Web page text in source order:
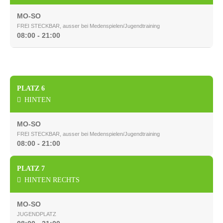
MO-SO
FREI STECKBAR, ausser bei Medenspielen/Jugendtraining
08:00 - 21:00
PLATZ 6
HINTEN
MO-SO
FREI STECKBAR, ausser bei Medenspielen/Jugendtraining
08:00 - 21:00
PLATZ 7
HINTEN RECHTS
MO-SO
JUGENDPLATZ